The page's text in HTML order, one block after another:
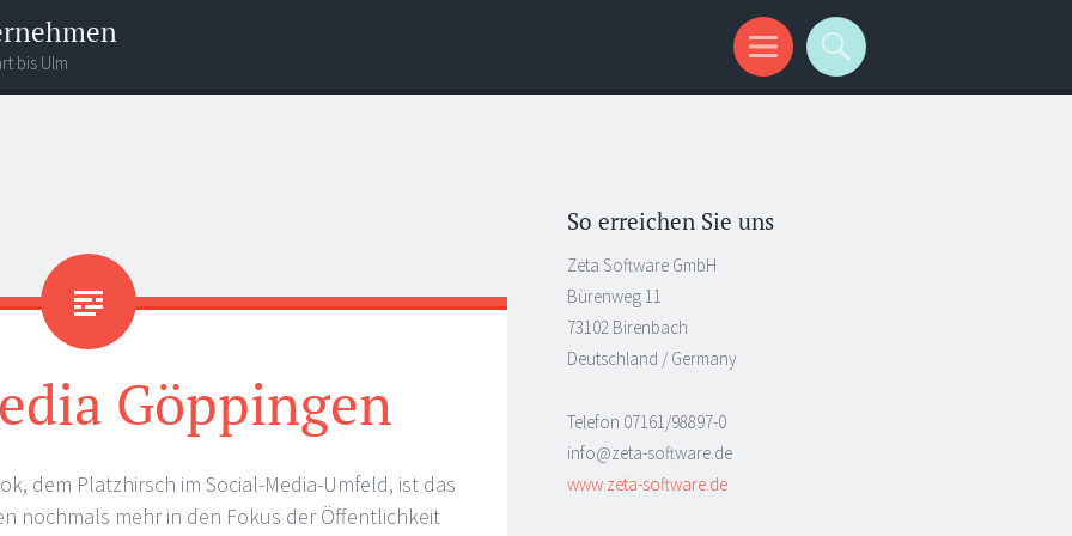
bis Ulm
Göppingen
dem Platzhirsch im Social-Media-Umfeld, ist das
nochmals mehr in den Fokus der Öffentlichkeit
So erreichen Sie uns
Zeta Software GmbH
Bürenweg 11
73102 Birenbach
Deutschland / Germany
Telefon 07161/98897-0
info@zeta-software.de
www.zeta-software.de